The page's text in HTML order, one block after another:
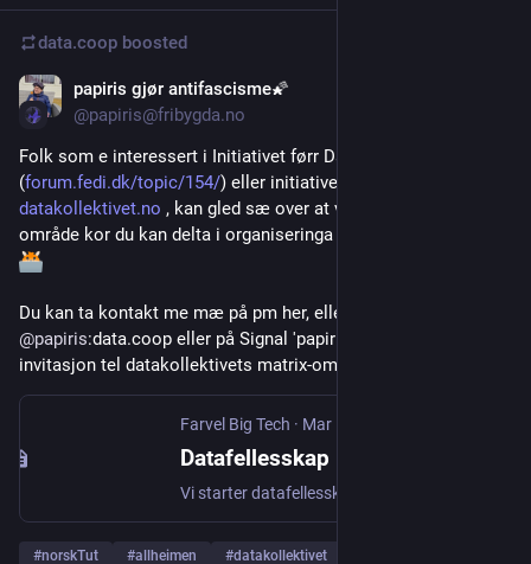
data.coop boosted
papiris gjør antifascisme🌠
@papiris@fribygda.no
Folk som e interessert i Initiativet førr Datafellesskap i Norge
(forum.fedi.dk/topic/154/) eller initiativets første resultat
datakollektivet.no , kan gled sæ over at vi har et matrix-
område kor du kan delta i organiseringa
@papiris:data.coop eller på Signal 'papiris.1879' førr å få
invitasjon tel datakollektivets matrix-område
Farvel Big Tech · Mar 17, 2025
Datafellesskap i Norge!
#norskTut #allheimen #datakollektivet